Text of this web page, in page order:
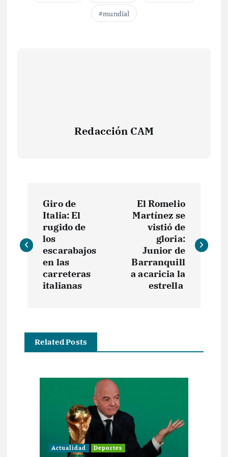
mundial
Redacción CAM
v
Giro de
Italia: El
rugido de
los
escarabajos
en las
carreteras
italianas
El Romelio
Martínez se
vistió de
gloria:
Junior de
Barranquill
a acaricia la
estrella
Related Posts
Actualidad Deportes